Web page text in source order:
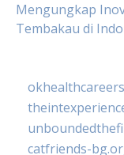
Mengungkap
Tembakau di
catfriends-